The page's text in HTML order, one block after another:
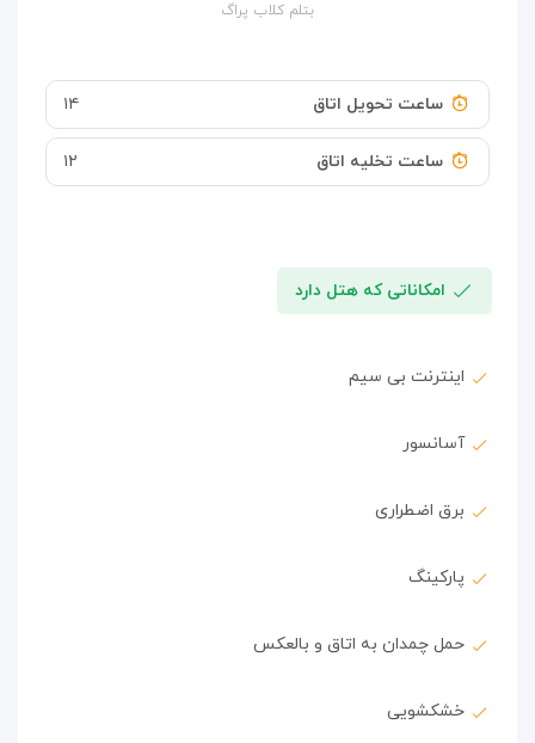
بتلم کلاب پراگ
ساعت تحویل اتاق ۱۴
ساعت تخلیه اتاق ۱۲
امکاناتی که هتل دارد
اینترنت بی سیم
آسانسور
برق اضطراری
پارکینگ
حمل چمدان به اتاق و بالعکس
خشکشویی